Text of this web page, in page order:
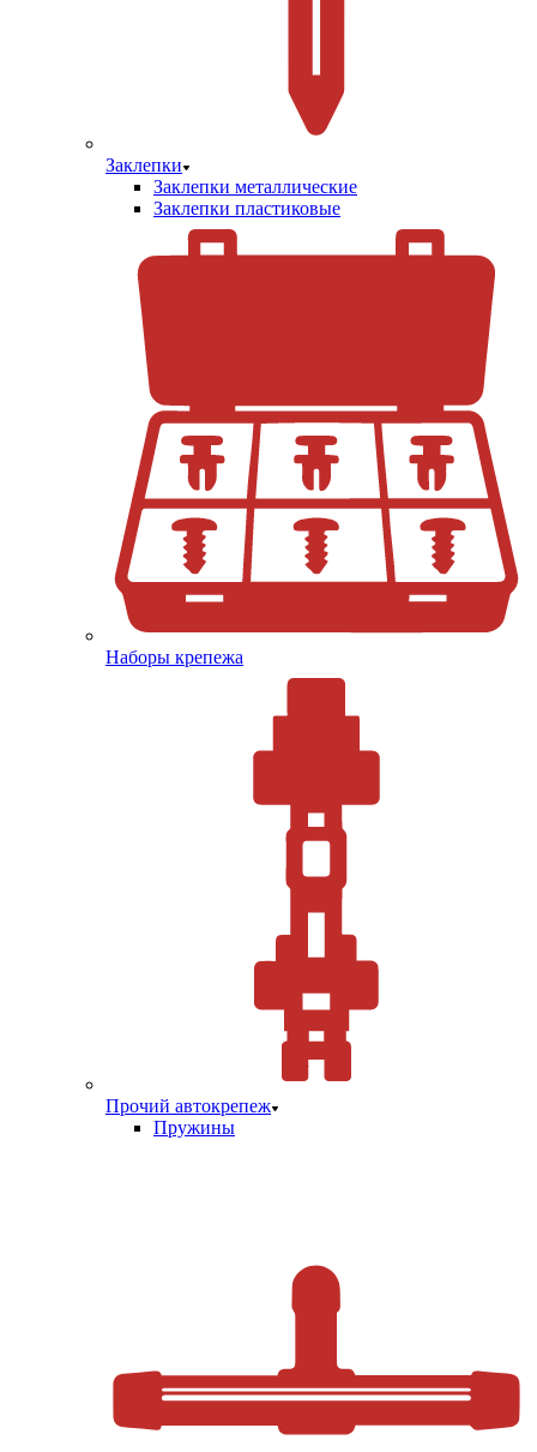
Заклепки
Заклепки металлические
Заклепки пластиковые
Наборы крепежа
Прочий автокрепеж
Пружины